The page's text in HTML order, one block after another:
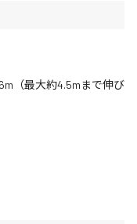
（最大約4.5mまで伸び